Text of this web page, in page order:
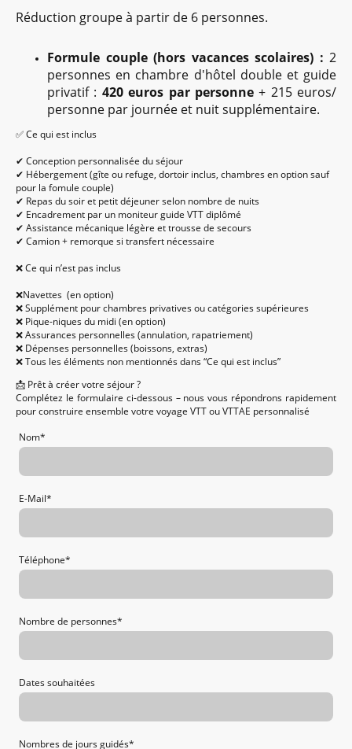
Réduction groupe à partir de 6 personnes.
Formule couple (hors vacances scolaires) : 2
personnes en chambre d'hôtel double et guide
privatif : 420 euros par personne+ 215 euros/
personne par journée et nuit supplémentaire.
✅ Ce qui est inclus
✔ Conception personnalisée du séjour
✔ Hébergement (gîte ou refuge, dortoir inclus, chambres en option sauf
pour la fomule couple)
✔ Repas du soir et petit déjeuner selon nombre de nuits
✔ Encadrement par un moniteur guide VTT diplômé
✔ Assistance mécanique légère et trousse de secours
✔ Camion + remorque si transfert nécessaire
❌ Ce qui n’est pas inclus
❌Navettes (en option)
❌ Supplément pour chambres privatives ou catégories supérieures
❌ Pique-niques du midi (en option)
❌ Assurances personnelles (annulation, rapatriement)
❌ Dépenses personnelles (boissons, extras)
❌ Tous les éléments non mentionnés dans “Ce qui est inclus”
📩 Prêt à créer votre séjour ?
Complétez le formulaire ci-dessous – nous vous répondrons rapidement
pour construire ensemble votre voyage VTT ou VTTAE personnalisé
Nom*
E-Mail*
Téléphone*
Nombre de personnes*
Dates souhaitées
Nombres de jours guidés*